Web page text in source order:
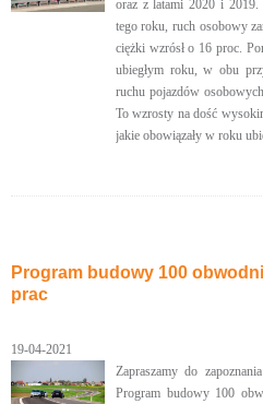
oraz z latami 2020 i
tego roku, ruch osobowy
ciężki wzrósł o 16 proc.
ubiegłym roku, w obu
ruchu pojazdów
To wzrosty na dość
jakie obowiązały w roku
Program budowy 100
prac
19-04-2021
Zapraszamy do
Program budowy 100